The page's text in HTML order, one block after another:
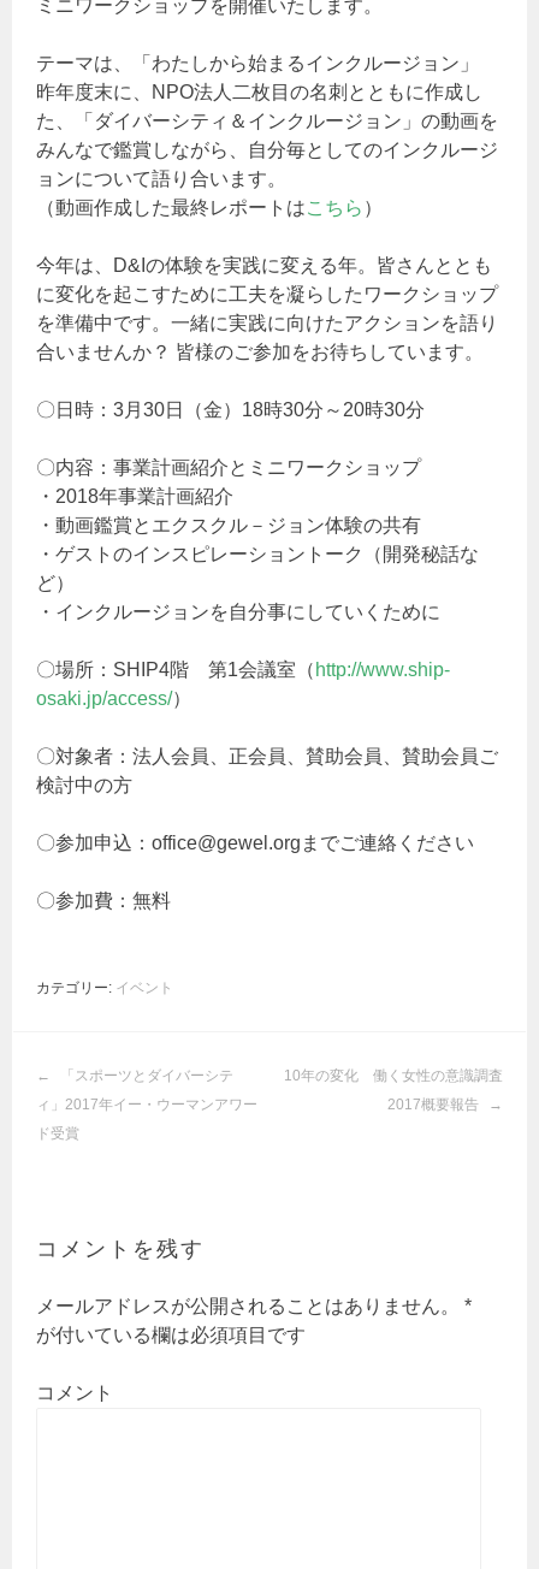
ミニワークショップを開催いたします。
テーマは、「わたしから始まるインクルージョン」
昨年度末に、NPO法人二枚目の名刺とともに作成し
た、「ダイバーシティ＆インクルージョン」の動画を
みんなで鑑賞しながら、自分毎としてのインクルージ
ョンについて語り合います。
（動画作成した最終レポートはこちら ）
今年は、D&Iの体験を実践に変える年。皆さんととも
に変化を起こすために工夫を凝らしたワークショップ
を準備中です。一緒に実践に向けたアクションを語り
合いませんか？ 皆様のご参加をお待ちしています。
〇日時：3月30日（金）18時30分～20時30分
〇内容：事業計画紹介とミニワークショップ
・2018年事業計画紹介
・動画鑑賞とエクスクル－ジョン体験の共有
・ゲストのインスピレーショントーク（開発秘話な
ど）
・インクルージョンを自分事にしていくために
〇場所：SHIP4階 第1会議室（ http://www.ship-
osaki.jp/access/）
〇対象者：法人会員、正会員、賛助会員、賛助会員ご
検討中の方
〇参加申込：office@gewel.orgまでご連絡ください
〇参加費：無料
カテゴリー: イベント
投
稿
ナ
シ
ン
「スポーツとダイバーシテ
ィ」2017年イー・ウーマンアワー
ド受賞
10年の変化 働く女性の意識調査
2017概要報告
コメントを残す
メールアドレスが公開されることはありません。
*
が付いている欄は必須項目です
コメント